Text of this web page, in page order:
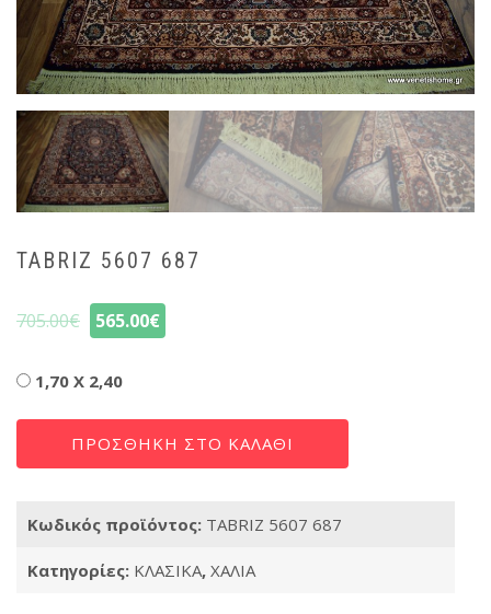
TABRIZ 5607 687
705.00€ 565.00€
1,70 X 2,40
ΠΡΟΣΘΉΚΗ ΣΤΟ ΚΑΛΆΘΙ
Κωδικός προϊόντος: TABRIZ 5607 687
Κατηγορίες: ΚΛΑΣΙΚΑ, ΧΑΛΙΑ